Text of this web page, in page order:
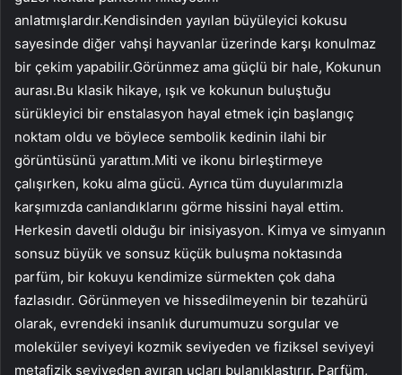
anlatmışlardır.Kendisinden yayılan büyüleyici kokusu
sayesinde diğer vahşi hayvanlar üzerinde karşı konulmaz
bir çekim yapabilir.Görünmez ama güçlü bir hale, Kokunun
aurası.Bu klasik hikaye, ışık ve kokunun buluştuğu
sürükleyici bir enstalasyon hayal etmek için başlangıç ​​
noktam oldu ve böylece sembolik kedinin ilahi bir
görüntüsünü yarattım.Miti ve ikonu birleştirmeye
çalışırken, koku alma gücü. Ayrıca tüm duyularımızla
karşımızda canlandıklarını görme hissini hayal ettim.
Herkesin davetli olduğu bir inisiyasyon. Kimya ve simyanın
sonsuz büyük ve sonsuz küçük buluşma noktasında
parfüm, bir kokuyu kendimize sürmekten çok daha
fazlasıdır. Görünmeyen ve hissedilmeyenin bir tezahürü
olarak, evrendeki insanlık durumumuzu sorgular ve
moleküler seviyeyi kozmik seviyeden ve fiziksel seviyeyi
metafizik seviyeden ayıran uçları bulanıklaştırır. Parfüm,